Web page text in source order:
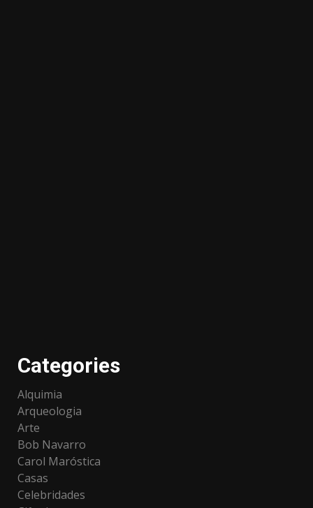
Categories
Alquimia
Arqueologia
Arte
Bob Navarro
Carol Maróstica
Casas
Celebridades